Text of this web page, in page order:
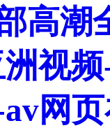
高潮
视
网